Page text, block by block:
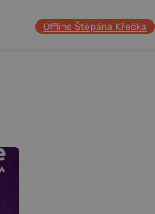
Offline Štěpána Křečka